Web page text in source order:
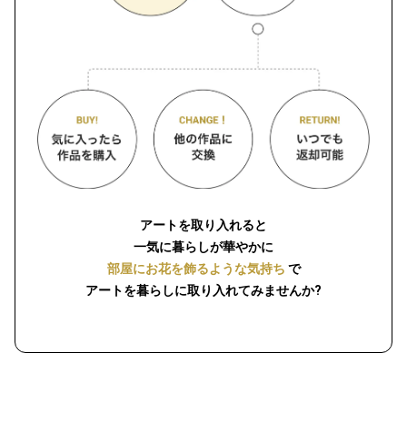
アートを取り入れると
一気に暮らしが華やかに
部屋にお花を飾るような気持ち で
アートを暮らしに取り入れてみませんか?